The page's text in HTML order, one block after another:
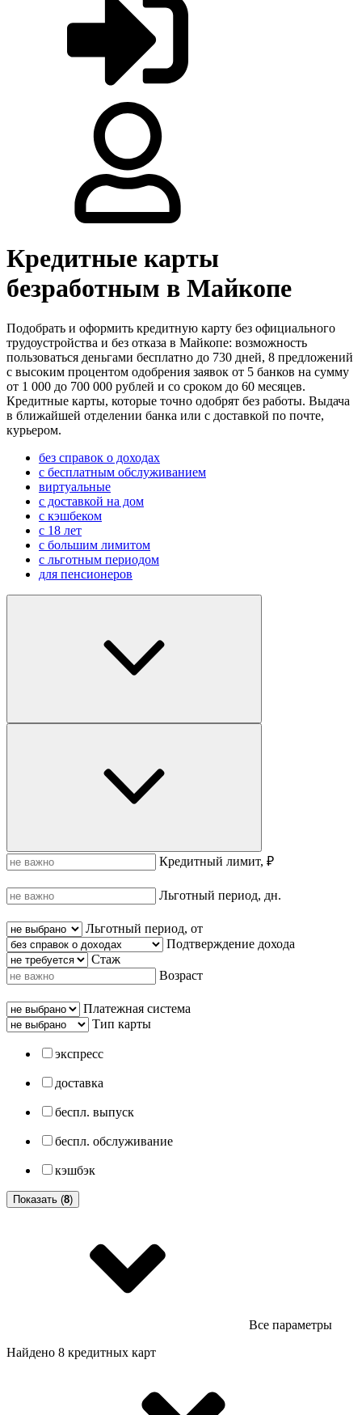
Кредитные карты
безработным в Майкопе
Подобрать и оформить кредитную карту без официального
трудоустройства и без отказа в Майкопе: возможность
пользоваться деньгами бесплатно до 730 дней, 8 предложений
с высоким процентом одобрения заявок от 5 банков на сумму
от 1 000 до 700 000 рублей и со сроком до 60 месяцев.
Кредитные карты, которые точно одобрят без работы. Выдача
в ближайшей отделении банка или с доставкой по почте,
курьером.
без справок о доходах
с бесплатным обслуживанием
виртуальные
с доставкой на дом
с кэшбеком
с 18 лет
с большим лимитом
с льготным периодом
для пенсионеров
Кредитный лимит, ₽
Льготный период, дн.
Льготный период, от
Подтверждение дохода
Стаж
Возраст
Платежная система
Тип карты
экспресс
доставка
беспл. выпуск
беспл. обслуживание
кэшбэк
Показать (8)
Все параметры
Найдено 8 кредитных карт